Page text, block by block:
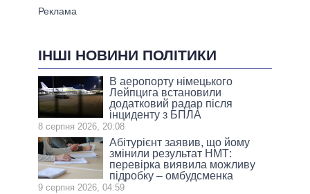
ІНШІ НОВИНИ ПОЛІТИКИ
В аеропорту німецького
Лейпцига встановили
додатковий радар після
інциденту з БПЛА
8 серпня 2026, 20:08
Абітурієнт заявив, що йому
змінили результат НМТ:
перевірка виявила можливу
підробку – омбудсменка
9 серпня 2026, 04:59